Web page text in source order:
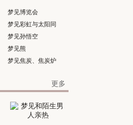
梦见博览会
梦见彩虹与太阳同
时出现
梦见孙悟空
梦见熊
梦见焦炭、焦炭炉
更多